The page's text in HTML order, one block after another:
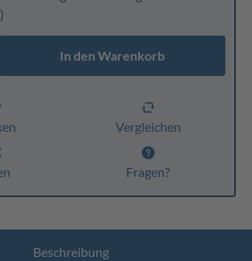
In den Warenkorb
Vergleichen
Fragen?
Beschreibung